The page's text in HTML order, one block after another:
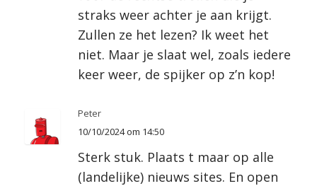
straks weer achter je aan krijgt.
Zullen ze het lezen? Ik weet het
niet. Maar je slaat wel, zoals iedere
keer weer, de spijker op z’n kop!
Peter
10/10/2024 om 14:50
Sterk stuk. Plaats t maar op alle
(landelijke) nieuws sites. En open